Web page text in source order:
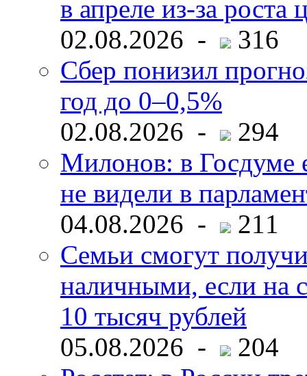
в апреле из-за роста
02.08.2026 -
316
Сбер понизил
год до 0–0,5%
02.08.2026 -
294
Милонов: в Госдуме
не видели в
04.08.2026 -
211
Семьи смогут
наличными, если на
10 тысяч рублей
05.08.2026 -
204